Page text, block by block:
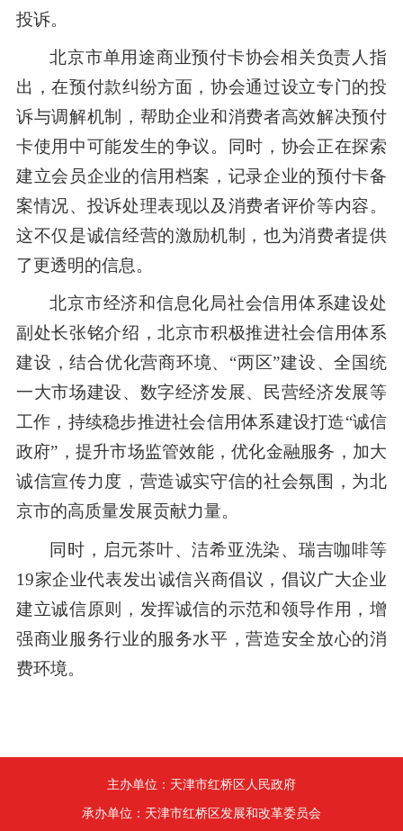
投诉。
北京市单用途商业预付卡协会相关负责人指
出，在预付款纠纷方面，协会通过设立专门的投
诉与调解机制，帮助企业和消费者高效解决预付
卡使用中可能发生的争议。同时，协会正在探索
建立会员企业的信用档案，记录企业的预付卡备
案情况、投诉处理表现以及消费者评价等内容。
这不仅是诚信经营的激励机制，也为消费者提供
了更透明的信息。
北京市经济和信息化局社会信用体系建设处
副处长张铭介绍，北京市积极推进社会信用体系
建设，结合优化营商环境、“两区”建设、全国统
一大市场建设、数字经济发展、民营经济发展等
工作，持续稳步推进社会信用体系建设打造“诚信
政府”，提升市场监管效能，优化金融服务，加大
诚信宣传力度，营造诚实守信的社会氛围，为北
京市的高质量发展贡献力量。
同时，启元茶叶、洁希亚洗染、瑞吉咖啡等
19家企业代表发出诚信兴商倡议，倡议广大企业
建立诚信原则，发挥诚信的示范和领导作用，增
强商业服务行业的服务水平，营造安全放心的消
费环境。
主办单位：天津市红桥区人民政府
承办单位：天津市红桥区发展和改革委员会